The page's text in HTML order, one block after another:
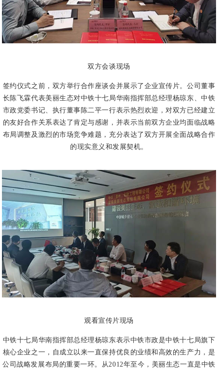
双方会谈现场
签约仪式之前，双方举行合作座谈会并展示了企业宣传片。公司董事
长陈飞霖代表美丽生态对中铁十七局华南指挥部总经理杨琼东、中铁
市政党委书记、执行董事陈二平一行表示热烈欢迎，对双方已经建立
的友好合作关系表达了肯定与感谢，并表示当前双方企业均面临战略
布局调整及激烈的市场竞争难题，充分表达了双方开展全面战略合作
的现实意义和发展契机。
观看宣传片现场
中铁十七局华南指挥部总经理杨琼东表示中铁市政是中铁十七局旗下
核心企业之一，自成立以来一直保持优良的业绩和高效的生产力，是
公司战略发展布局的重要一环。从2012年至今，美丽生态一直是中铁